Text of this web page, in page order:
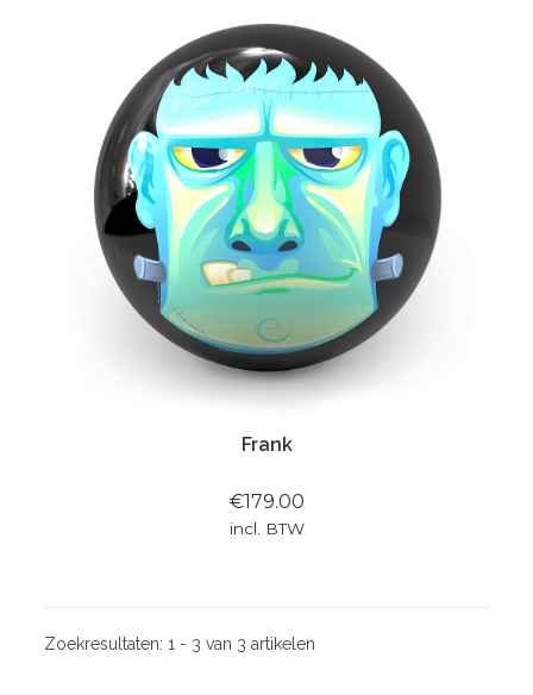
Frank
€179.00
incl. BTW
Zoekresultaten:1 - 3 van 3 artikelen